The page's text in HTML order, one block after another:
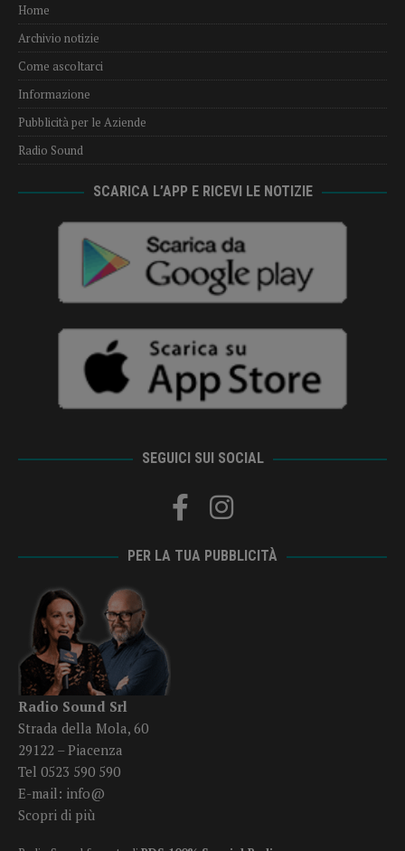
Home
Archivio notizie
Come ascoltarci
Informazione
Pubblicità per le Aziende
Radio Sound
SCARICA L’APP E RICEVI LE NOTIZIE
SEGUICI SUI SOCIAL
PER LA TUA PUBBLICITÀ
Radio Sound Srl
Strada della Mola, 60
29122 – Piacenza
Tel 0523 590 590
E-mail: info@
Scopri di più